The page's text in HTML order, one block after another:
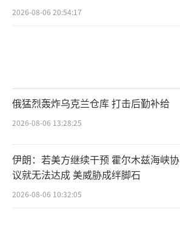
2026-08-06 20:54:17
俄猛烈轰炸乌克兰仓库 打击后勤补给
2026-08-06 13:28:25
伊朗：若美方继续干预 霍尔木兹海峡协
议就无法达成 美威胁成绊脚石
2026-08-06 10:32:05